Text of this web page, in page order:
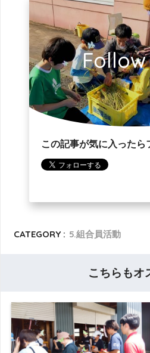
Follow
この記事が気に入ったら
CATEGORY : 5.組合員活動
こちらもオ